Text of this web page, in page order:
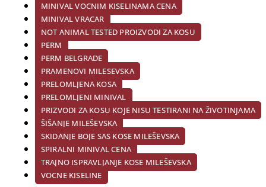
MINIVAL VOCNIM KISELINAMA CENA
MINIVAL VRACAR
NOT ANIMAL TESTED PROIZVODI ZA KOSU
PERM
PERM BELGRADE
PRAMENOVI MILESEVSKA
PRELOMLJENA KOSA
PRELOMLJENI MINIVAL
PRIZVODI ZA KOSU KOJE NISU TESTIRANI NA ŽIVOTINJAMA
ŠIŠANJE MILEŠEVSKA
SKIDANJE BOJE SAS KOSE MILEŠEVSKA
SPIRALNI MINIVAL CENA
TRAJNO ISPRAVLJANJE KOSE MILEŠEVSKA
VOCNE KISELINE